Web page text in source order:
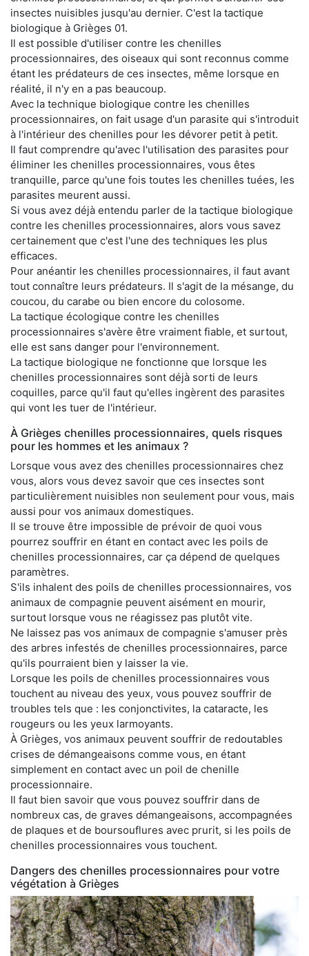
insectes nuisibles jusqu'au dernier. C'est la tactique
biologique à Grièges 01.
Il est possible d'utiliser contre les chenilles
processionnaires, des oiseaux qui sont reconnus comme
étant les prédateurs de ces insectes, même lorsque en
réalité, il n'y en a pas beaucoup.
Avec la technique biologique contre les chenilles
processionnaires, on fait usage d'un parasite qui s'introduit
à l'intérieur des chenilles pour les dévorer petit à petit.
Il faut comprendre qu'avec l'utilisation des parasites pour
éliminer les chenilles processionnaires, vous êtes
tranquille, parce qu'une fois toutes les chenilles tuées, les
parasites meurent aussi.
Si vous avez déjà entendu parler de la tactique biologique
contre les chenilles processionnaires, alors vous savez
certainement que c'est l'une des techniques les plus
efficaces.
Pour anéantir les chenilles processionnaires, il faut avant
tout connaître leurs prédateurs. Il s'agit de la mésange, du
coucou, du carabe ou bien encore du colosome.
La tactique écologique contre les chenilles
processionnaires s'avère être vraiment fiable, et surtout,
elle est sans danger pour l'environnement.
La tactique biologique ne fonctionne que lorsque les
chenilles processionnaires sont déjà sorti de leurs
coquilles, parce qu'il faut qu'elles ingèrent des parasites
qui vont les tuer de l'intérieur.
À Grièges chenilles processionnaires, quels risques
pour les hommes et les animaux ?
Lorsque vous avez des chenilles processionnaires chez
vous, alors vous devez savoir que ces insectes sont
particulièrement nuisibles non seulement pour vous, mais
aussi pour vos animaux domestiques.
Il se trouve être impossible de prévoir de quoi vous
pourrez souffrir en étant en contact avec les poils de
chenilles processionnaires, car ça dépend de quelques
paramètres.
S'ils inhalent des poils de chenilles processionnaires, vos
animaux de compagnie peuvent aisément en mourir,
surtout lorsque vous ne réagissez pas plutôt vite.
Ne laissez pas vos animaux de compagnie s'amuser près
des arbres infestés de chenilles processionnaires, parce
qu'ils pourraient bien y laisser la vie.
Lorsque les poils de chenilles processionnaires vous
touchent au niveau des yeux, vous pouvez souffrir de
troubles tels que : les conjonctivites, la cataracte, les
rougeurs ou les yeux larmoyants.
À Grièges, vos animaux peuvent souffrir de redoutables
crises de démangeaisons comme vous, en étant
simplement en contact avec un poil de chenille
processionnaire.
Il faut bien savoir que vous pouvez souffrir dans de
nombreux cas, de graves démangeaisons, accompagnées
de plaques et de boursouflures avec prurit, si les poils de
chenilles processionnaires vous touchent.
Dangers des chenilles processionnaires pour votre
végétation à Grièges